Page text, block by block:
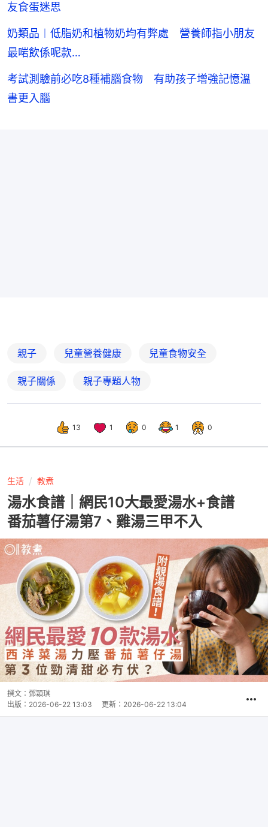
友食蛋迷思
奶類品︱低脂奶和植物奶均有弊處 營養師指小朋友
最啱飲係呢款…
考試測驗前必吃8種補腦食物 有助孩子增強記憶溫
書更入腦
親子 兒童營養健康 兒童食物安全
親子關係 親子專題人物
13 1 0 1 0
生活 教煮
湯水食譜｜網民10大最愛湯水+食譜
番茄薯仔湯第7、雞湯三甲不入
撰文： 鄧穎琪
出版： 2026-06-22 13:03 更新： 2026-06-22 13:04